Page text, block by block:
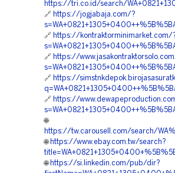
https://tri.co.id/search/
🔗 https://jogjabaja.com/?
🔗 https://kontraktorminimarket.com/
🔗 https://
🔗 https://
🔗 https://
🌐
https://tw.carousell.com/search/
🌐 https://www.ebay.com.tw/search?
🌐 https://si.linkedin.com/pub/dir?